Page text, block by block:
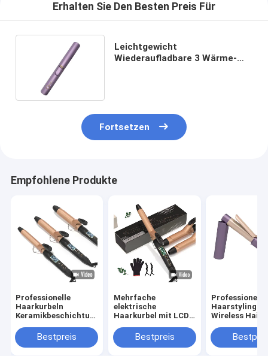
Erhalten Sie Den Besten Preis Für
Leichtgewicht
Wiederaufladbare 3 Wärme-
Fortsetzen
Empfohlene Produkte
Professionelle
Haarkurbeln
Keramikbeschichtung
Heizung Portable
25mm 32mm 38mm
Bestpreis
Mehrfache
elektrische
Haarkurbel mit LCD-
drehbarem Kabel DC-
Motor
Bestpreis
Haarstyling-
Wireless Hair